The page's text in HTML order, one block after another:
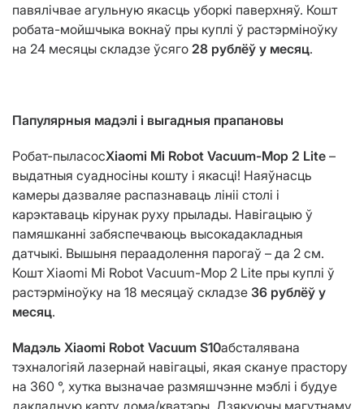
павялічвае агульную якасць уборкі паверхняў. Кошт
робата-мойшчыка вокнаў пры куплі ў растэрміноўку
на 24 месяцы складзе ўсяго 28 рублёў у месяц.
Папулярныя мадэлі і выгадныя прапановы
Робат-пыласосXiaomi Mi Robot Vacuum-Mop 2 Lite –
выдатныя суадносіны кошту і якасці! Наяўнасць
камеры дазваляе распазнаваць лініі столі і
карэктаваць кірунак руху прылады. Навігацыю ў
памяшканні забяспечваюць высокадакладныя
датчыкі. Вышыня пераадолення парогаў – да 2 см.
Кошт Xiaomi Mi Robot Vacuum-Mop 2 Lite пры куплі ў
растэрміноўку на 18 месяцаў складзе 36 рублёў у
месяц.
Мадэль Xiaomi Robot Vacuum S10абсталявана
тэхналогіяй лазернай навігацыі, якая скануе прастору
на 360 °, хутка вызначае размяшчэнне мэблі і будуе